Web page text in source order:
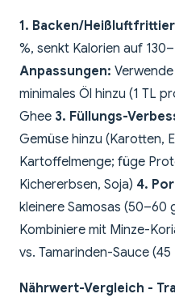
1. Backen/
%, senkt Kalorien auf
Anpassungen:
minimales Öl hinzu (1 TL
Ghee 3. Füllungs-
Gemüse hinzu (Karotten,
Kartoffelmenge; füge
Kichererbsen, Soja) 4.
kleinere Samosas (50–60
Kombiniere mit Minze-
vs. Tamarinden-Sauce (45
Nährwert-Vergleich -